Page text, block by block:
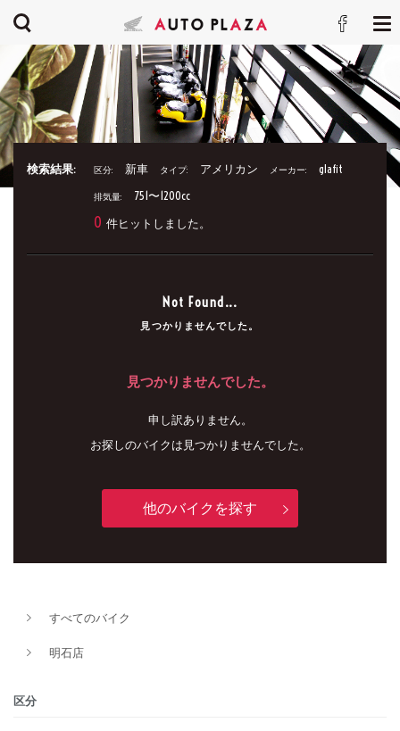
検索結果: 区分: 新車 タイプ: アメリカン メーカー: glafit
排気量: 751〜1200cc
0 件ヒットしました。
Not Found...
見つかりませんでした。
見つかりませんでした。
申し訳ありません。
お探しのバイクは見つかりませんでした。
他のバイクを探す
すべてのバイク
明石店
区分